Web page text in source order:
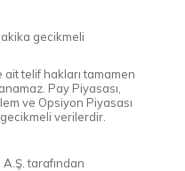
gecikmeli
ait telif hakları tamamen
Pay Piyasası,
ve Opsiyon Piyasası
verilerdir.
tarafından